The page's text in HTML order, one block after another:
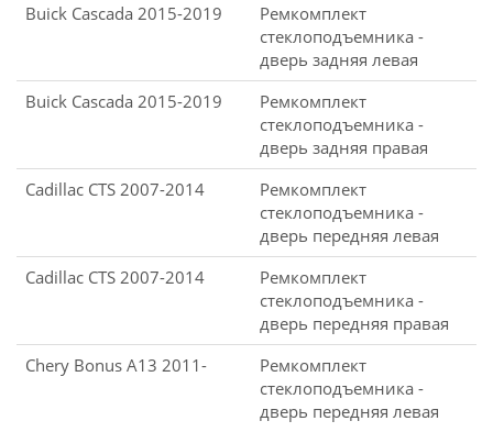
Buick Cascada 2015-2019
Ремкомплект
стеклоподъемника -
дверь задняя левая
Buick Cascada 2015-2019
Ремкомплект
стеклоподъемника -
дверь задняя правая
Cadillac CTS 2007-2014
Ремкомплект
стеклоподъемника -
дверь передняя левая
Cadillac CTS 2007-2014
Ремкомплект
стеклоподъемника -
дверь передняя правая
Chery Bonus A13 2011-
Ремкомплект
стеклоподъемника -
дверь передняя левая